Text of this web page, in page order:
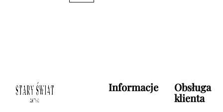
Informacje
Obsługa
klienta